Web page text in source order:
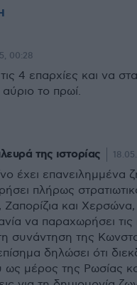
00:28
4 επαρχίες και να
το πρωί.
της ιστορίας
έχει επανειλημμένα
πλήρως
Ζαπορίζια και
να παραχωρήσει
συνάντηση της
δηλώσει ότι
μέρος της Ρωσίας